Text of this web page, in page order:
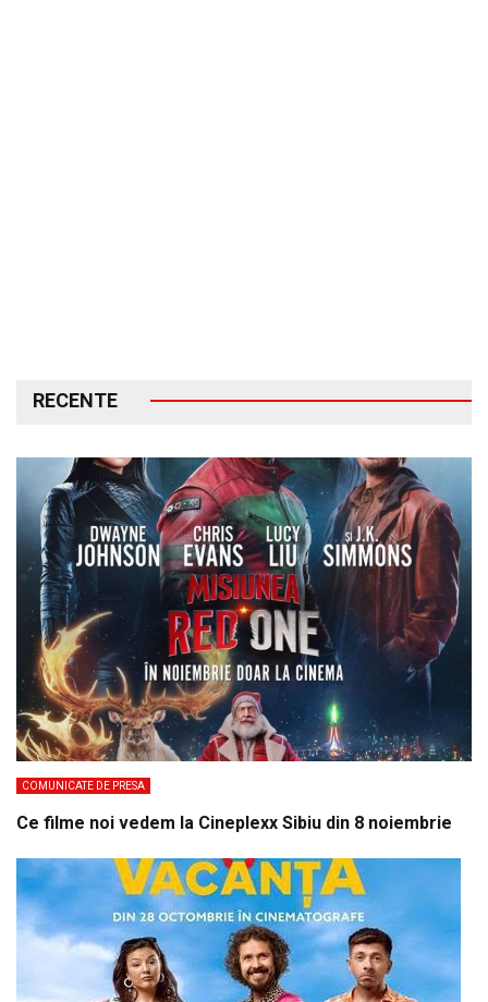
RECENTE
COMUNICATE DE PRESA
Ce filme noi vedem la Cineplexx Sibiu din 8 noiembrie